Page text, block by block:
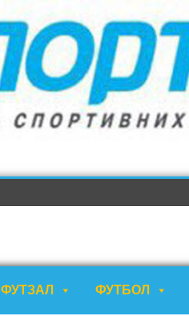
ФУТЗАЛ ФУТБОЛ